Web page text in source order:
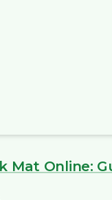
Mat Online: